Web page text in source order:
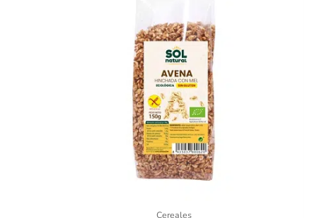
Cereales